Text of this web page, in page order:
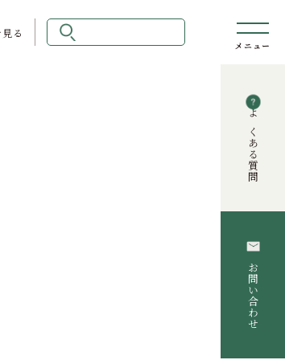
る
よくある質問
お問い合わせ